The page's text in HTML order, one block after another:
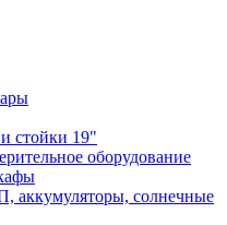
стойки 19"
оборудование
аккумуляторы, солнечные